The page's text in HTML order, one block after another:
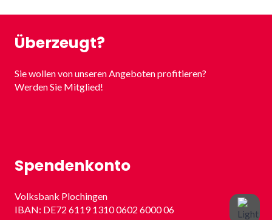
Überzeugt?
Sie wollen von unseren Angeboten profitieren?
Werden Sie Mitglied!
Spendenkonto
Volksbank Plochingen
IBAN: DE72 6119 1310 0602 6000 06